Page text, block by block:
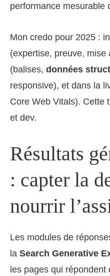
performance mesurable
Mon credo pour 2025 :
(expertise, preuve, mise
(balises, données
responsive), et dans la
Core Web Vitals). Cette
et dev.
Résultats
: capter la
nourrir
Les modules de
la Search Generative
les pages qui répondent